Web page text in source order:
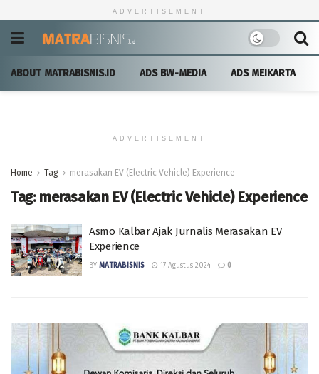
ADVERTISEMENT
ABOUT MATRABISNIS.ID ADS BW-MEDIA ADS MEIKARTA
ADVERTISEMENT
Home Tag merasakan EV (Electric Vehicle) Experience
Tag: merasakan EV (Electric Vehicle) Experience
Asmo Kalbar Ajak Jurnalis Merasakan EV
Experience
BY MATRABISNIS 17 Agustus 2024 0